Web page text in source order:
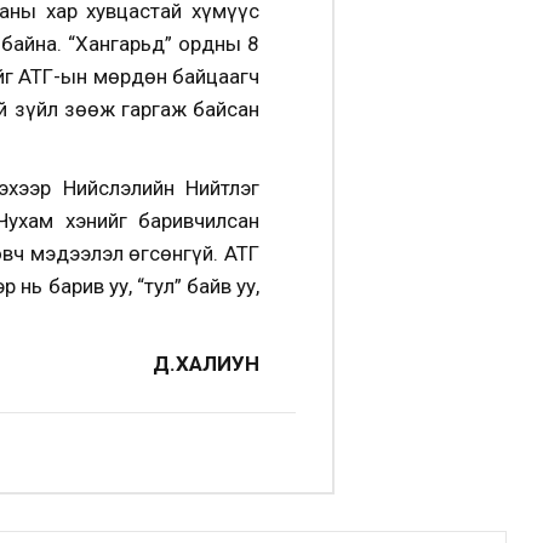
хар хувцастай хүмүүс
“Хангарьд” ордны 8
АТГ-ын мөрдөн байцаагч
зүйл зөөж гаргаж байсан
Нийслэлийн Нийтлэг
хэнийг баривчилсан
мэдээлэл өгсөнгүй. АТГ
барив уу, “тул” байв уу,
Д.ХАЛИУН